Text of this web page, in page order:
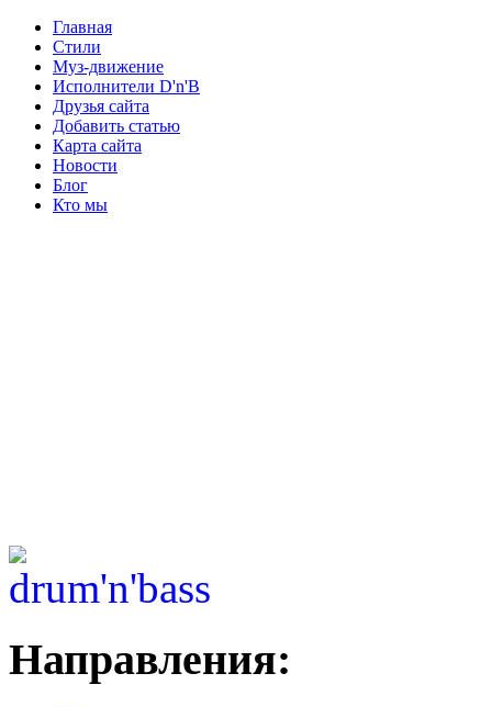
Главная
Стили
Муз-движение
Исполнители D'n'B
Друзья сайта
Добавить статью
Карта сайта
Новости
Блог
Кто мы
Направления: